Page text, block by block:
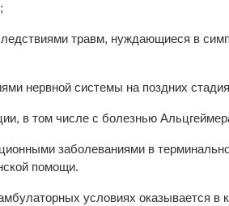
травм, нуждающиеся в
нервной системы на поздних
в том числе с болезнью
заболеваниями в
помощи.
условиях оказывается